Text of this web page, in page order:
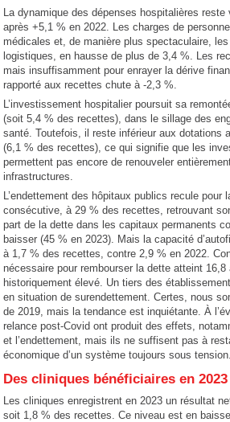
La dynamique des dépenses hospitalières reste
après +5,1 % en 2022. Les charges de
médicales et, de manière plus spectaculaire,
logistiques, en hausse de plus de 3,4 %. Les
mais insuffisamment pour enrayer la dérive
rapporté aux recettes chute à -2,3 %.
L’investissement hospitalier poursuit sa
(soit 5,4 % des recettes), dans le sillage des
santé. Toutefois, il reste inférieur aux dotations
(6,1 % des recettes), ce qui signifie que les
permettent pas encore de renouveler
infrastructures.
L’endettement des hôpitaux publics recule pour
consécutive, à 29 % des recettes, retrouvant
part de la dette dans les capitaux permanents
baisser (45 % en 2023). Mais la capacité
à 1,7 % des recettes, contre 2,9 % en 2022.
nécessaire pour rembourser la dette atteint
historiquement élevé. Un tiers des
en situation de surendettement. Certes, nous
de 2019, mais la tendance est inquiétante. À
relance post-Covid ont produit des effets,
et l’endettement, mais ils ne suffisent pas à
économique d’un système toujours sous tension.
Des cliniques bénéficiaires en 2023
Les cliniques enregistrent en 2023 un résultat
soit 1,8 % des recettes. Ce niveau est en